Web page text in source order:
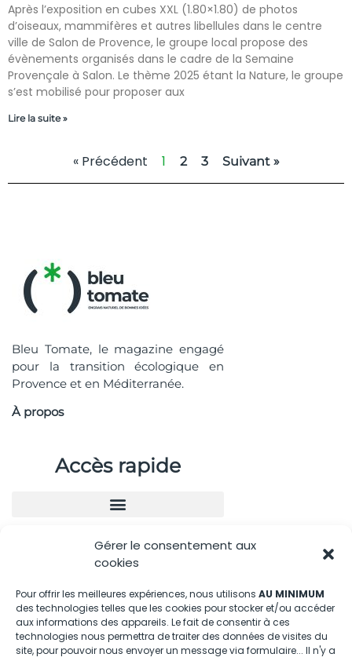
Gérer le consentement aux
cookies
Pour offrir les meilleures expériences, nous utilisons AU MINIMUM
des technologies telles que les cookies pour stocker et/ou accéder
aux informations des appareils. Le fait de consentir à ces
technologies nous permettra de traiter des données de visites du
site, pour pouvoir nous envoyer un message via formulaire... Il n'y a
Après l’exposition en cubes XXL (1.80×1.80) de photos
d’oiseaux, mammifères et autres libellules dans le centre
ville de Salon de Provence, le groupe local propose des
évènements organisés dans le cadre de la Semaine
Provençale à Salon. Le thème 2025 étant la Nature, le groupe
s’est mobilisé pour proposer aux
Lire la suite »
« Précédent 1 2 3 Suivant »
Bleu Tomate, le magazine engagé
pour la transition écologique en
Provence et en Méditerranée.
À propos
Accès rapide
Nous contacter
04.88.08.75.28
contactBT@bleu-tomate.fr
Kit média